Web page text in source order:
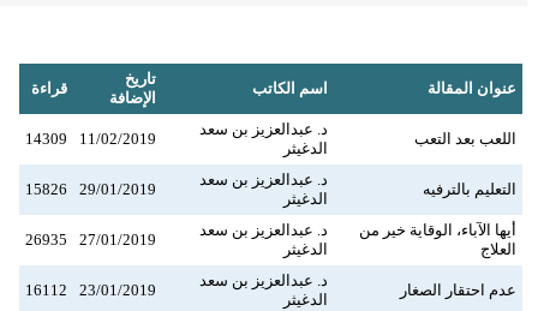
عنوان المقالة اسم الكاتب
تاريخ
الإضافة
قراءة
اللعب بعد التعب
د. عبدالعزيز بن سعد
الدغيثر
11/02/2019
14309
التعليم بالترفيه
د. عبدالعزيز بن سعد
الدغيثر
29/01/2019
15826
أيها الآباء، الوقاية خير من
العلاج
د. عبدالعزيز بن سعد
الدغيثر
27/01/2019
26935
عدم احتقار الصغار
د. عبدالعزيز بن سعد
الدغيثر
23/01/2019
16112